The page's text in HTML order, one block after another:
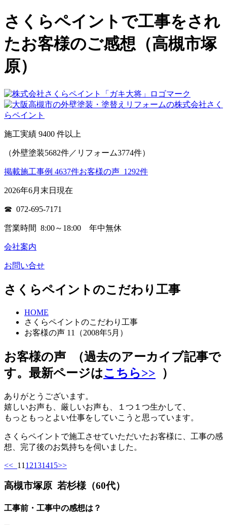
さくらペイントで工事をされ
たお客様のご感想（高槻市塚
原）
施工実績 9400 件以上
（外壁塗装5682件／リフォーム3774件）
掲載施工事例 4637件お客様の声 1292件
2026年6月末日現在
☎ 072-695-7171
営業時間 8:00～18:00 年中無休
会社案内
お問い合せ
さくらペイントのこだわり工事
HOME
さくらペイントのこだわり工事
お客様の声 11（2008年5月）
お客様の声 （過去のアーカイブ記事で
す。最新ページはこちら>> ）
ありがとうございます。
嬉しいお声も、厳しいお声も、１つ１つ生かして、
もっともっとよい仕事をしていこうと思っています。
さくらペイントで施工させていただいたお客様に、工事の感
想、完了後のお気持ちを伺いました。
<< 11 12131415>>
高槻市塚原 若杉様（60代）
工事前・工事中の感想は？